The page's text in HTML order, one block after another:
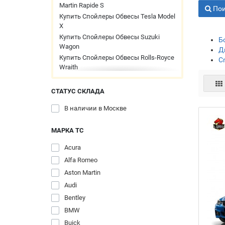
Martin Rapide S
Купить Спойлеры Обвесы Tesla Model
X
Купить Спойлеры Обвесы Suzuki
Wagon
Купить Спойлеры Обвесы Rolls-Royce
Wraith
Купить Спойлеры Обвесы Rolls-Royce
Phantom
Ghost
Cullinan
Cayman GT4
Купить Спойлеры Обвесы McLaren P1
Купить Спойлеры Обвесы McLaren
720S
675LT
Купить Спойлеры Обвесы McLaren
650S
СТАТУС СКЛАДА
В наличии в Москве
МАРКА ТС
Acura
Alfa Romeo
Aston Martin
Audi
Bentley
BMW
Buick